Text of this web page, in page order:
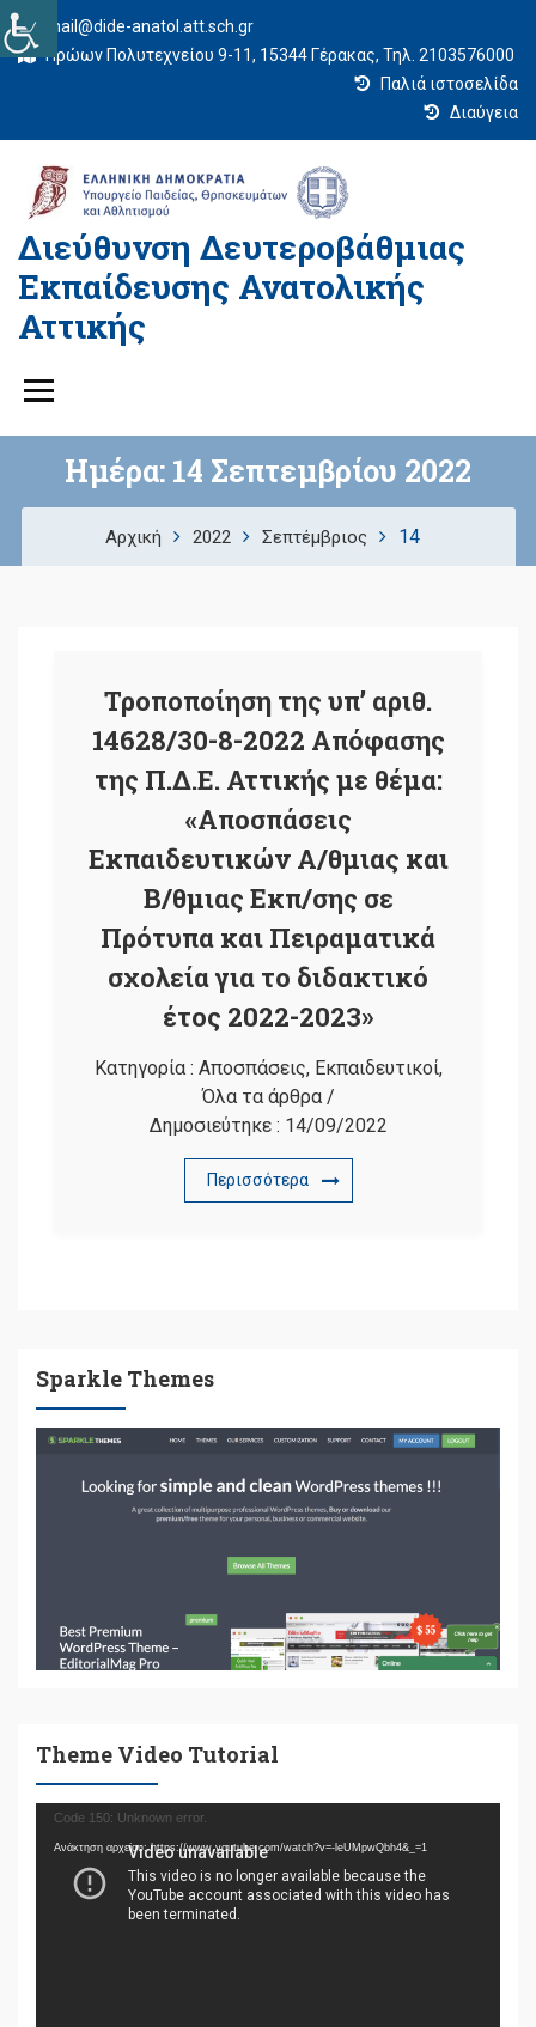
mail@dide-anatol.att.sch.gr
Ηρώων Πολυτεχνείου 9-11, 15344 Γέρακας, Τηλ. 2103576000
Παλιά ιστοσελίδα
Διαύγεια
Διεύθυνση Δευτεροβάθμιας
Εκπαίδευσης Ανατολικής
Αττικής
Ημέρα: 14 Σεπτεμβρίου 2022
Αρχική 2022 Σεπτέμβριος 14
Τροποποίηση της υπ’ αριθ.
14628/30-8-2022 Απόφασης
της Π.Δ.Ε. Αττικής με θέμα:
«Αποσπάσεις
Εκπαιδευτικών Α/θμιας και
Β/θμιας Εκπ/σης σε
Πρότυπα και Πειραματικά
σχολεία για το διδακτικό
έτος 2022-2023»
Κατηγορία : Αποσπάσεις, Εκπαιδευτικοί,
Όλα τα άρθρα/
Δημοσιεύτηκε : 14/09/2022
Περισσότερα
Sparkle Themes
Theme Video Tutorial
Πρόγραμμα
Αναπαραγωγής
Βίντεο
Code 150: Unknown error.
Ανάκτηση αρχείου: https://www.youtube.com/watch?v=-leUMpwQbh4&_=1